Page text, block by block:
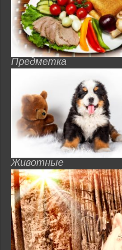
Предметка
Животные